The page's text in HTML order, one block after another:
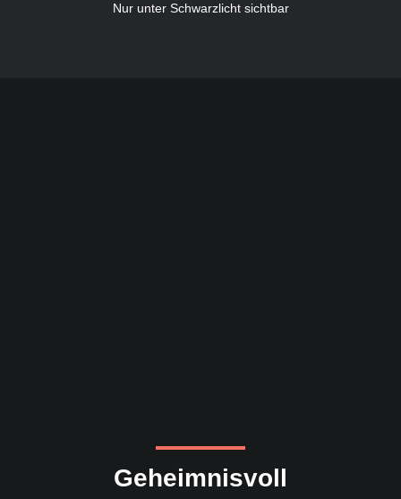
Nur unter Schwarzlicht sichtbar
Geheimnisvoll